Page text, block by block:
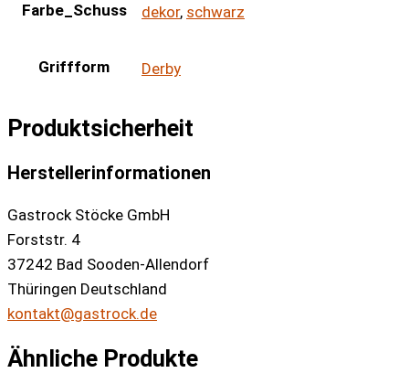
Farbe_Schuss dekor, schwarz
Griffform Derby
Produktsicherheit
Herstellerinformationen
Gastrock Stöcke GmbH
Forststr. 4
37242 Bad Sooden-Allendorf
Thüringen Deutschland
kontakt@gastrock.de
Ähnliche Produkte